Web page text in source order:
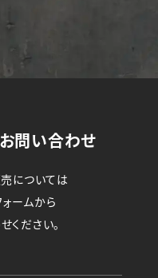
問い合わせ
売については
ームから
ください。